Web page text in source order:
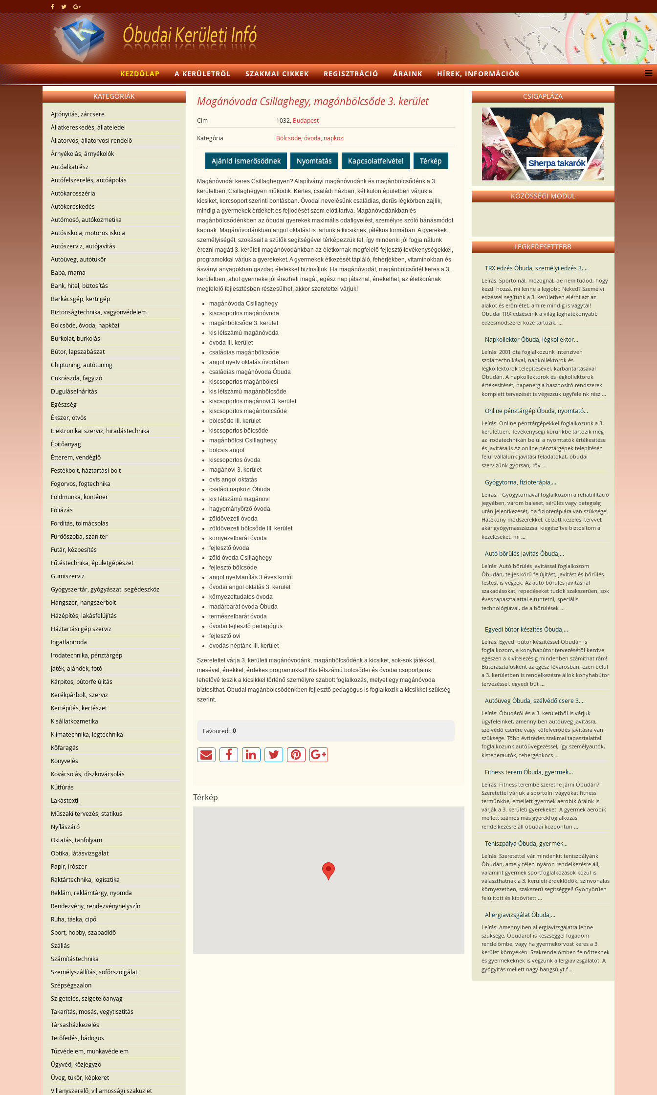
KEZDŐLAP A KERÜLETRŐL SZAKMAI CIKKEK REGISZTRÁCIÓ ÁRAINK HÍREK, INFORMÁCIÓK
KATEGÓRIÁK
Ajtónyitás, zárcsere
Állatkereskedés, állateledel
Állatorvos, állatorvosi rendelő
Árnyékolás, árnyékolók
Autóalkatrész
Autófelszerelés, autóápolás
Autókarosszéria
Autókereskedés
Autómosó, autókozmetika
Autósiskola, motoros iskola
Autószerviz, autójavítás
Autóüveg, autótükör
Baba, mama
Bank, hitel, biztosítás
Barkácsgép, kerti gép
Biztonságtechnika, vagyonvédelem
Bölcsöde, óvoda, napközi
Burkolat, burkolás
Bútor, lapszabászat
Chiptuning, autótuning
Cukrászda, fagyizó
Duguláselhárítás
Egészség
Ékszer, ötvös
Elektronikai szerviz, hiradástechnika
Építőanyag
Étterem, vendéglő
Festékbolt, háztartási bolt
Fogorvos, fogtechnika
Földmunka, konténer
Fóliázás
Fordítás, tolmácsolás
Fürdőszoba, szaniter
Futár, kézbesítés
Fűtéstechnika, épületgépészet
Gumiszerviz
Gyógyszertár, gyógyászati segédeszköz
Hangszer, hangszerbolt
Házépítés, lakásfelújítás
Háztartási gép szerviz
Ingatlaniroda
Irodatechnika, pénztárgép
Játék, ajándék, fotó
Kárpitos, bútorfelújítás
Kerékpárbolt, szerviz
Kertépítés, kertészet
Kisállatkozmetika
Klímatechnika, légtechnika
Kőfaragás
Könyvelés
Kovácsolás, díszkovácsolás
Kútfúrás
Lakástextil
Műszaki tervezés, statikus
Nyílászáró
Oktatás, tanfolyam
Optika, látásvizsgálat
Papír, írószer
Raktártechnika, logisztika
Reklám, reklámtárgy, nyomda
Rendezvény, rendezvényhelyszín
Ruha, táska, cipő
Sport, hobby, szabadidő
Szállás
Számítástechnika
Személyszállítás, sofőrszolgálat
Szépségszalon
Szigetelés, szigetelőanyag
Takarítás, mosás, vegytisztítás
Társasházkezelés
Tetőfedés, bádogos
Tűzvédelem, munkavédelem
Ügyvéd, közjegyző
Üveg, tükör, képkeret
Villanyszerelő, villamossági szaküzlet
Magánóvoda Csillaghegy, magánbölcsőde 3. kerület
Cím 1032, Budapest
Kategória Bölcsöde, óvoda, napközi
Ajánld ismerősödnek Nyomtatás Kapcsolatfelvétel Térkép
Magánóvodát keres Csillaghegyen? Alapítványi magánóvodánk és magánbölcsődénk a 3.
kerületben, Csillaghegyen működik. Kertes, családi házban, két külön épületben várjuk a
kicsiket, korcsoport szerinti bontásban. Óvodai nevelésünk családias, derűs légkörben zajlik,
mindig a gyermekek érdekeit és fejlődését szem előtt tartva. Magánóvodánkban és
magánbölcsődénkben az óbudai gyerekek maximális odafigyelést, személyre szóló bánásmódot
kapnak. Magánóvodánkban angol oktatást is tartunk a kicsiknek, játékos formában. A gyerekek
személyiségét, szokásait a szülők segítségével térképezzük fel, így mindenki jól fogja nálunk
érezni magát! 3. kerületi magánóvodánkban az életkornak megfelelő fejlesztő tevékenységekkel,
programokkal várjuk a gyerekeket. A gyermekek étkezését tápláló, fehérjékben, vitaminokban és
ásványi anyagokban gazdag ételekkel biztosítjuk. Ha magánóvodát, magánbölcsődét keres a 3.
kerületben, ahol gyermeke jól érezheti magát, egész nap játszhat, énekelhet, az életkorának
megfelelő fejlesztésben részesülhet, akkor szeretettel várjuk!
magánóvoda Csillaghegy
kiscsoportos magánóvoda
magánbölcsőde 3. kerület
kis létszámú magánóvoda
óvoda III. kerület
családias magánbölcsőde
angol nyelv oktatás óvodában
családias magánóvoda Óbuda
kiscsoportos magánbölcsi
kis létszámú magánbölcsőde
kiscsoportos magánovi 3. kerület
kiscsoportos magánbölcsőde
bölcsőde III. kerület
kiscsoportos bölcsőde
magánbölcsi Csillaghegy
bölcsis angol
kiscsoportos óvoda
magánovi 3. kerület
ovis angol oktatás
családi napközi Óbuda
kis létszámú magánovi
hagyományőrző óvoda
zöldövezeti óvoda
zöldövezeti bölcsőde III. kerület
környezetbarát óvoda
fejlesztő óvoda
zöld óvoda Csillaghegy
fejlesztő bölcsőde
angol nyelvtanítás 3 éves kortól
óvodai angol oktatás 3. kerület
környezettudatos óvoda
madárbarát óvoda Óbuda
természetbarát óvoda
óvodai fejlesztő pedagógus
fejlesztő ovi
óvodás néptánc III. kerület
Szeretettel várja 3. kerületi magánóvodánk, magánbölcsődénk a kicsiket, sok-sok játékkal,
mesével, énekkel, érdekes programokkal! Kis létszámú bölcsődei és óvodai csoportjaink
lehetővé teszik a kicsikkel történő személyre szabott foglalkozás, melyet egy magánóvoda
biztosíthat. Óbudai magánbölcsődénkben fejlesztő pedagógus is foglalkozik a kicsikkel szükség
szerint.
Favoured: 0
Térkép
CSIGAPLÁZA
Sherpa takarók
KÖZÖSSÉGI MODUL
LEGKERESETTEBB
TRX edzés Óbuda, személyi edzés 3....
Leírás: Sportolnál, mozognál, de nem tudod, hogy
kezdj hozzá, mi lenne a legjobb Neked? Személyi
edzéssel segítünk a 3. kerületben elérni azt az
alakot és erőnlétet, amire mindig is vágytál!
Óbudai TRX edzéseink a világ leghatékonyabb
edzésmódszerei közé tartozik, ...
Napkollektor Óbuda, légkollektor...
Leírás: 2001 óta foglalkozunk intenzíven
szolártechnikával, napkollektorok és
légkollektorok telepítésével, karbantartásával
Óbudán. A napkollektorok és légkollektorok
értékesítését, napenergia hasznosító rendszerek
komplett tervezését is végezzük ügyfeleink rész ...
Online pénztárgép Óbuda, nyomtató...
Leírás: Online pénztárgépekkel foglalkozunk a 3.
kerületben. Tevékenységi körünkbe tartozik még
az irodatechnikán belül a nyomtatók értékesítése
és javítása is.Az online pénztárgépek telepítésén
felül vállalunk javítási feladatokat, óbudai
szervizünk gyorsan, röv ...
Gyógytorna, fizioterápia,...
Leírás: Gyógytornával foglalkozom a rehabilitáció
jegyében, várom baleset, sérülés vagy betegség
után jelentkezését, ha fizioterápiára van szüksége!
Hatékony módszerekkel, célzott kezelési tervvel,
akár gyógymasszázzsal kiegészítve biztosítom a
kezeléseket, mi ...
Autó bőrülés javítás Óbuda,...
Leírás: Autó bőrülés javítással foglalkozom
Óbudán, teljes körű felújítást, javítást és bőrülés
festést is végzek. Az autó bőrülés javításnál
szakadásokat, repedéseket tudok szakszerűen, sok
éves tapasztalattal eltüntetni, speciális
technológiával, de a bőrülések ...
Egyedi bútor készítés Óbuda,...
Leírás: Egyedi bútor készítéssel Óbudán is
foglalkozom, a konyhabútor tervezésétől kezdve
egészen a kivitelezésig mindenben számíthat rám!
Bútorasztalosként az egész fővárosban, ezen belül
a 3. kerületben is rendelkezésre állok konyhabútor
tervezéssel, egyedi bút ...
Autóüveg Óbuda, szélvédő csere 3....
Leírás: Óbudáról és a 3. kerületből is várjuk
ügyfeleinket, amennyiben autóüveg javításra,
szélvédő cserére vagy kőfelverődés javításra van
szüksége. Több évtizedes szakmai tapasztalattal
foglalkozunk autóüvegezéssel, így személyautók,
kisteherautók, tehergépkocs ...
Fitness terem Óbuda, gyermek...
Leírás: Fitness terembe szeretne járni Óbudán?
Szeretettel várjuk a sportolni vágyókat fitness
termünkbe, emellett gyermek aerobik óráink is
várják a 3. kerületi gyerekeket. A gyermek aerobik
mellett számos más gyerekfoglalkozás
rendelkezésre áll óbudai központun ...
Teniszpálya Óbuda, gyermek...
Leírás: Szeretettel vár mindenkit teniszpályánk
Óbudán, amely télen-nyáron rendelkezésre áll,
valamint gyermek sportfoglalkozások közül is
választhatnak a 3. kerületi érdeklődők, színvonalas
környezetben, szakszerű segítséggel! Gyönyörűen
felújított és kibővített ...
Allergiavizsgálat Óbuda,...
Leírás: Amennyiben allergiavizsgálatra lenne
szüksége, Óbudáról is készséggel fogadom
rendelőmbe, vagy ha gyermekorvost keres a 3.
kerület környékén. Szakrendelőmben felnőtteknek
és gyermekeknek is végzünk allergiavizsgálatot. A
gyógyítás mellett nagy hangsúlyt f ...